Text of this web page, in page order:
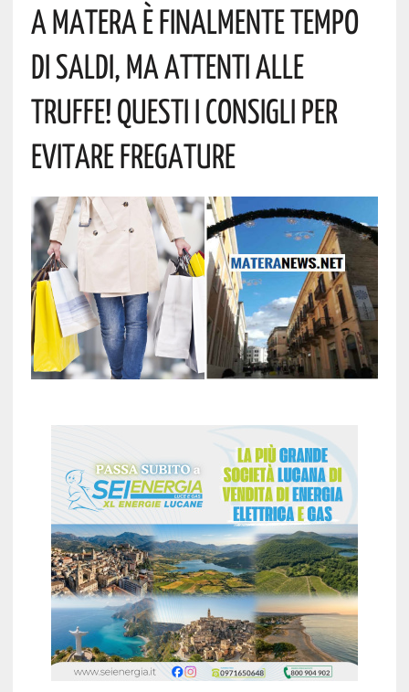
A Matera È Finalmente Tempo
Di Saldi, Ma Attenti Alle
Truffe! Questi I Consigli Per
Evitare Fregature